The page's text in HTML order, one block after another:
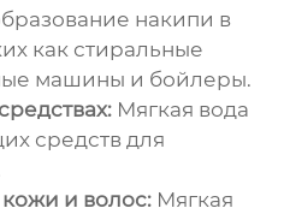
накипи в
как стиральные
машины и бойлеры.
Мягкая вода
средств для
и волос: Мягкая